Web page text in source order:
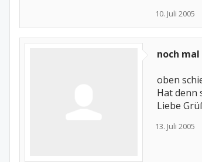
10. Juli 2005
noch mal
oben
Hat denn
Liebe
13. Juli 2005